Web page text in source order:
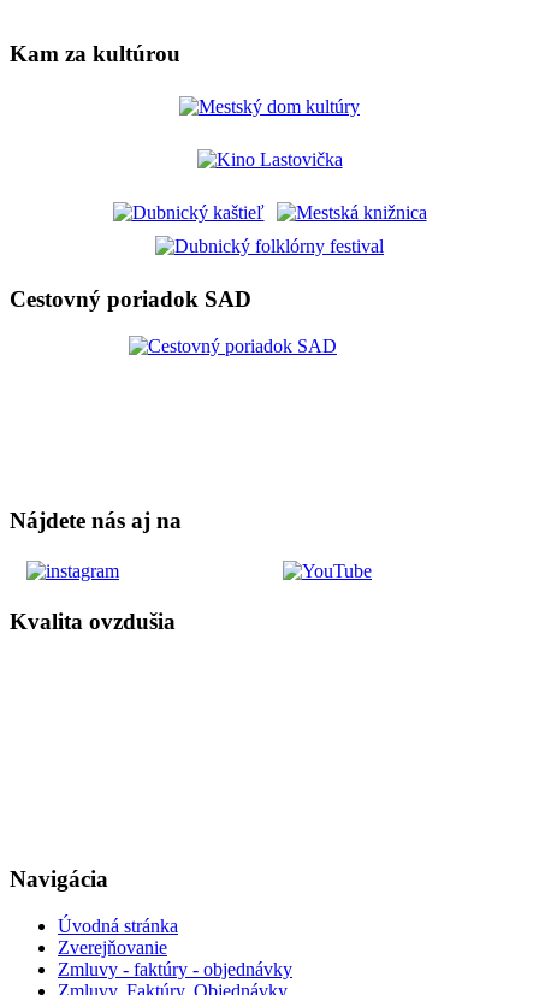
Kam za kultúrou
Cestovný poriadok SAD
Nájdete nás aj na
Kvalita ovzdušia
Navigácia
Úvodná stránka
Zverejňovanie
Zmluvy - faktúry - objednávky
Zmluvy, Faktúry, Objednávky